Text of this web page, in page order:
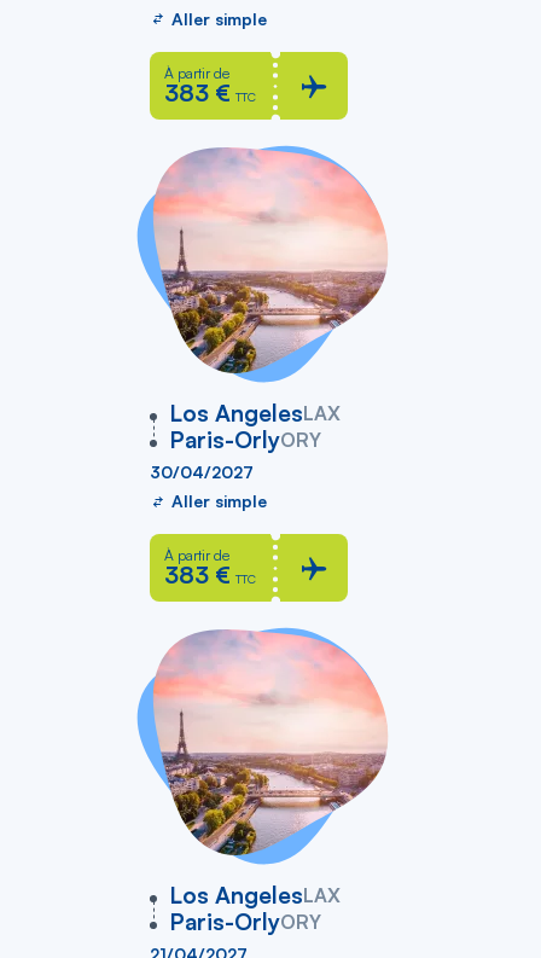
Aller simple
À partir de
383 € TTC
Los AngelesLAX
vers
Paris-OrlyORY
30/04/2027
Aller simple
À partir de
383 € TTC
Los AngelesLAX
vers
Paris-OrlyORY
21/04/2027